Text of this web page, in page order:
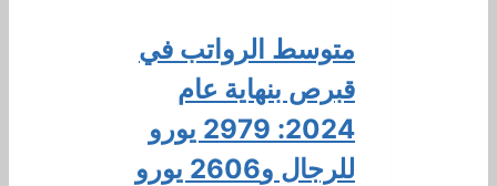
متوسط ​​الرواتب في
قبرص بنهاية عام
2024: 2979 يورو
للرجال و2606 يورو